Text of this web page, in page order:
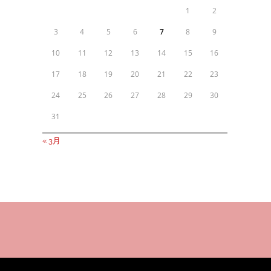
1 2
3 4 5 6 7 8 9
10 11 12 13 14 15 16
17 18 19 20 21 22 23
24 25 26 27 28 29 30
31
« 3月